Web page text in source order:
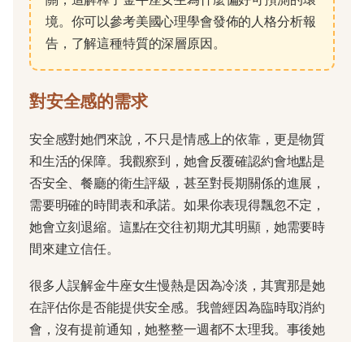
境。你可以參考美國心理學會發佈的人格分析報
告，了解這種特質的深層原因。
對安全感的需求
安全感對她們來說，不只是情感上的依靠，更是物質
和生活的保障。我觀察到，她會反覆確認約會地點是
否安全、餐廳的衛生評級，甚至對長期關係的進展，
需要明確的時間表和承諾。如果你表現得飄忽不定，
她會立刻退縮。這點在交往初期尤其明顯，她需要時
間來建立信任。
很多人誤解金牛座女生慢熱是因為冷淡，其實那是她
在評估你是否能提供安全感。我曾經因為臨時取消約
會，沒有提前通知，她整整一週都不太理我。事後她